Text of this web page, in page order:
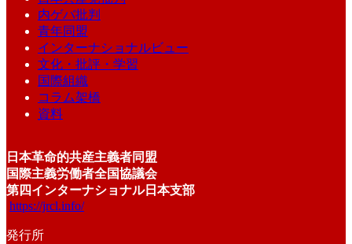
内ゲバ批判
青年同盟
インターナショナルビュー
文化・批評・学習
国際組織
コラム架橋
資料
日本革命的共産主義者同盟
国際主義労働者全国協議会
第四インターナショナル日本支部
https://jrcl.info/
発行所